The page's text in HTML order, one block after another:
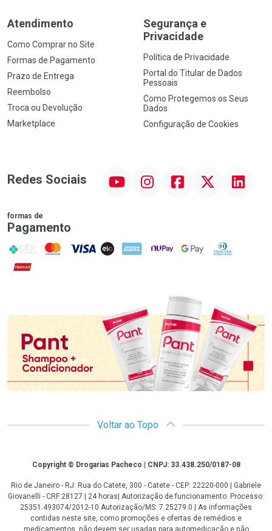
Atendimento
Como Comprar no Site
Formas de Pagamento
Prazo de Entrega
Reembolso
Troca ou Devolução
Marketplace
Segurança e
Privacidade
Política de Privacidade
Portal do Titular de Dados
Pessoais
Como Protegemos os Seus
Dados
Configuração de Cookies
Redes Sociais InstagramFacebookTwitter Linkedin
formas de
Pagamento
PIX MasterCard
VISA ELO AMEX NuPay Google PayDiners Club
Hipercard
Promoção em Destaque
Voltar ao Topo
CopyrightCopyright © Drogarias Pacheco | CNPJ: 33.438.250/0187-08
Rio de Janeiro - RJ: Rua do Catete, 300 - Catete - CEP: 22220-000 | Gabriele
Giovanelli - CRF 28127 | 24 horas| Autorização de funcionamento: Processo:
25351.493074/2012-10 Autorização/MS: 7.25279.0 | As informações
contidas neste site, como promoções e ofertas de remédios e
medicamentos, não devem ser usadas para automedicação e não